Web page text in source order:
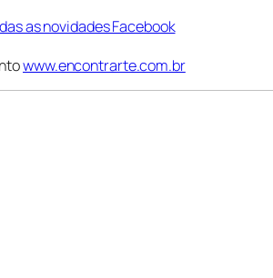
as novidades Facebook
www.encontrarte.com.br